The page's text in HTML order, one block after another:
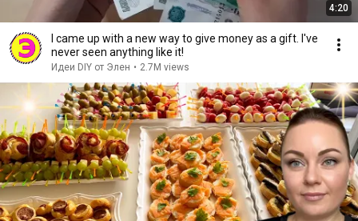
4:20
I came up with a new way to give money as a gift. I've
never seen anything like it!
Идеи DIY от Элен • 2.7M views